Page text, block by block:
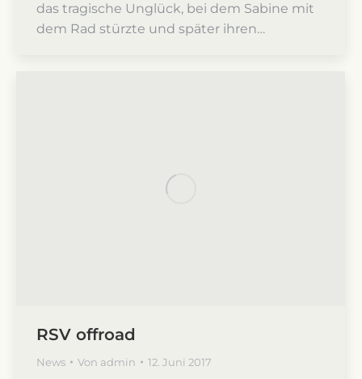
das tragische Unglück, bei dem Sabine mit
dem Rad stürzte und später ihren…
RSV offroad
News Von admin 12. Juni 2017